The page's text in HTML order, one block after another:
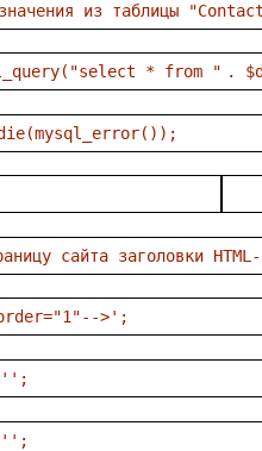
из таблицы
"select * from " .
(mysql_error());
сайта заголовки HTML-
>' ;
'' ;
'' ;